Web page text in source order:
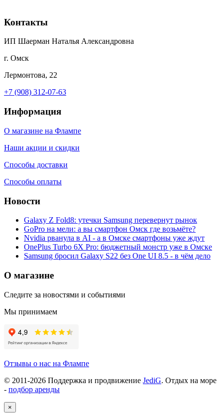
Контакты
ИП Шаерман Наталья Александровна
г. Омск
Лермонтова, 22
+7 (908) 312-07-63
Информация
О магазине на Флампе
Наши акции и скидки
Способы доставки
Способы оплаты
Новости
Galaxy Z Fold8: утечки Samsung перевернут рынок
GoPro на мели: а вы смартфон Омск где возьмёте?
Nvidia рванула в AI - а в Омске смартфоны уже ждут
OnePlus Turbo 6X Pro: бюджетный монстр уже в Омске
Samsung бросил Galaxy S22 без One UI 8.5 - в чём дело
О магазине
Следите за новостями и событиями
Мы принимаем
Отзывы о нас на Флампе
© 2011-2026 Поддержка и продвижение JediG. Отдых на море
- подбор аренды
×